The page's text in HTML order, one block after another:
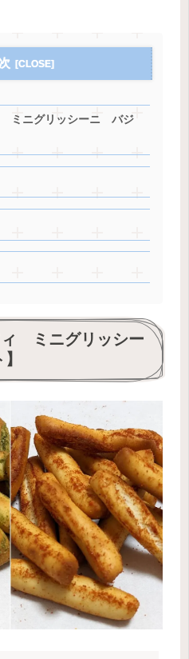
ミニグリッシーニ バジ
ィ ミニグリッシー